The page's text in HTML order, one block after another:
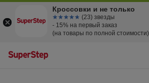
Кроссовки и не только
☆☆☆☆☆
★★★★★ (23) звезды
- 15% на первый заказ
(на товары по полной стоимости)